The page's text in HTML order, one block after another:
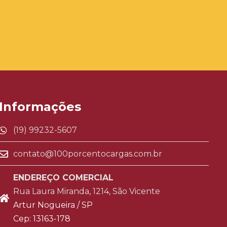
Informações
(19) 99232-5607
contato@100porcentocargas.com.br
ENDEREÇO COMERCIAL
Rua Laura Miranda, 1214, São Vicente
Artur Nogueira / SP
Cep: 13163-178